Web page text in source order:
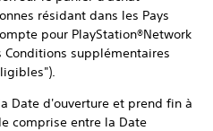
résidant dans les Pays
pour PlayStation®Network
Conditions supplémentaires
Date d'ouverture et prend fin à
comprise entre la Date